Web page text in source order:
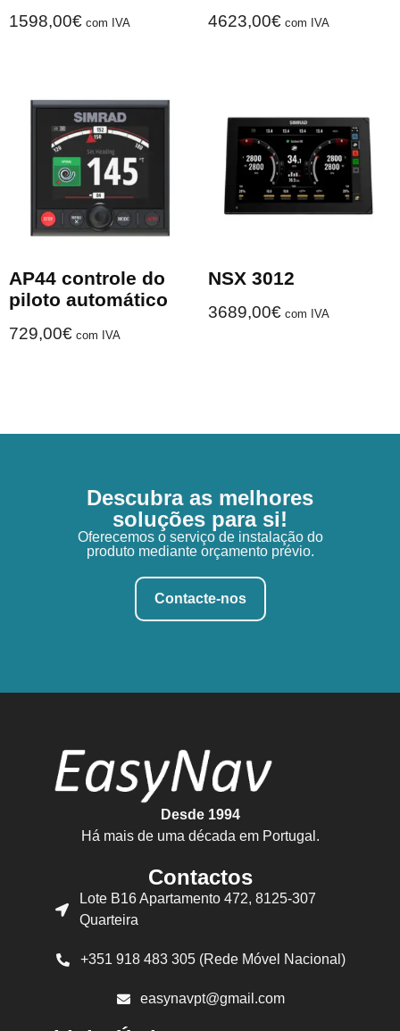
1598,00€ com IVA 4623,00€ com IVA
AP44 controle do
piloto automático
729,00€ com IVA
NSX 3012
3689,00€ com IVA
Descubra as melhores
soluções para si!
Oferecemos o serviço de instalação do
produto mediante orçamento prévio.
Contacte-nos
Desde 1994
Há mais de uma década em Portugal.
Contactos
Lote B16 Apartamento 472, 8125-307
Quarteira
+351 918 483 305 (Rede Móvel Nacional)
easynavpt@gmail.com